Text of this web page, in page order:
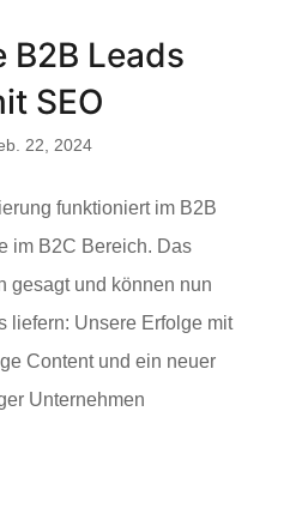
Leads
SEO
22, 2024
funktioniert im B2B
im B2C Bereich. Das
gesagt und können nun
liefern: Unsere Erfolge mit
Content und ein neuer
Unternehmen